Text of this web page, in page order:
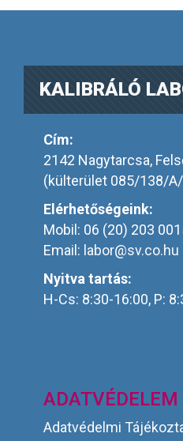
KALIBRÁLÓ
Cím:
2142 Nagytarcsa,
(külterület 085/138/
Elérhetőségeink:
Mobil: 06 (20) 203
Email: labor@sv.co.hu
Nyitva tartás:
H-Cs: 8:30-16:00, P:
ADATVÉDELEM
Adatvédelmi